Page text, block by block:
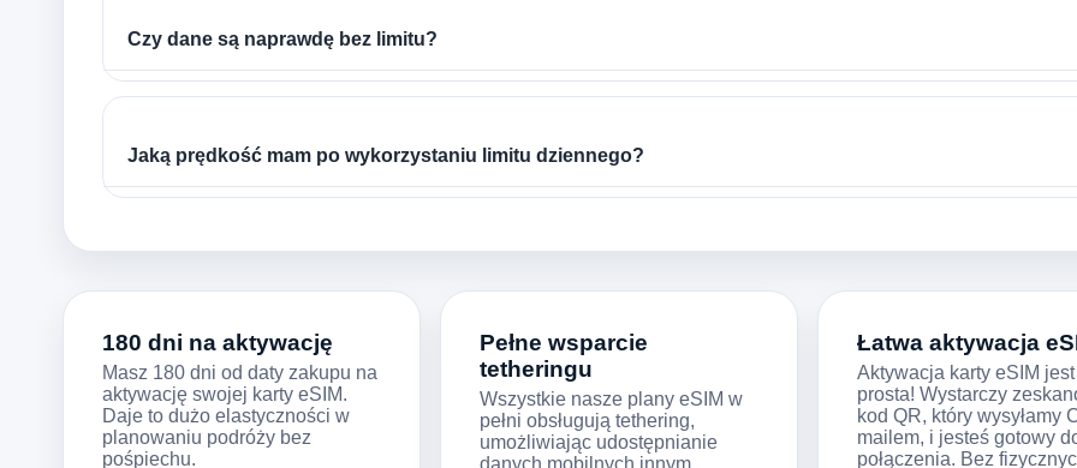
Czy dane są naprawdę bez limitu?
Jaką prędkość mam po wykorzystaniu limitu dziennego?
180 dni na aktywację
Masz 180 dni od daty zakupu na
aktywację swojej karty eSIM.
Daje to dużo elastyczności w
planowaniu podróży bez
pośpiechu.
Pełne wsparcie
tetheringu
Wszystkie nasze plany eSIM w
pełni obsługują tethering,
umożliwiając udostępnianie
danych mobilnych innym
Łatwa aktywacja
Aktywacja karty eSIM jest
prosta! Wystarczy
kod QR, który wysyłamy
mailem, i jesteś gotowy
połączenia. Bez